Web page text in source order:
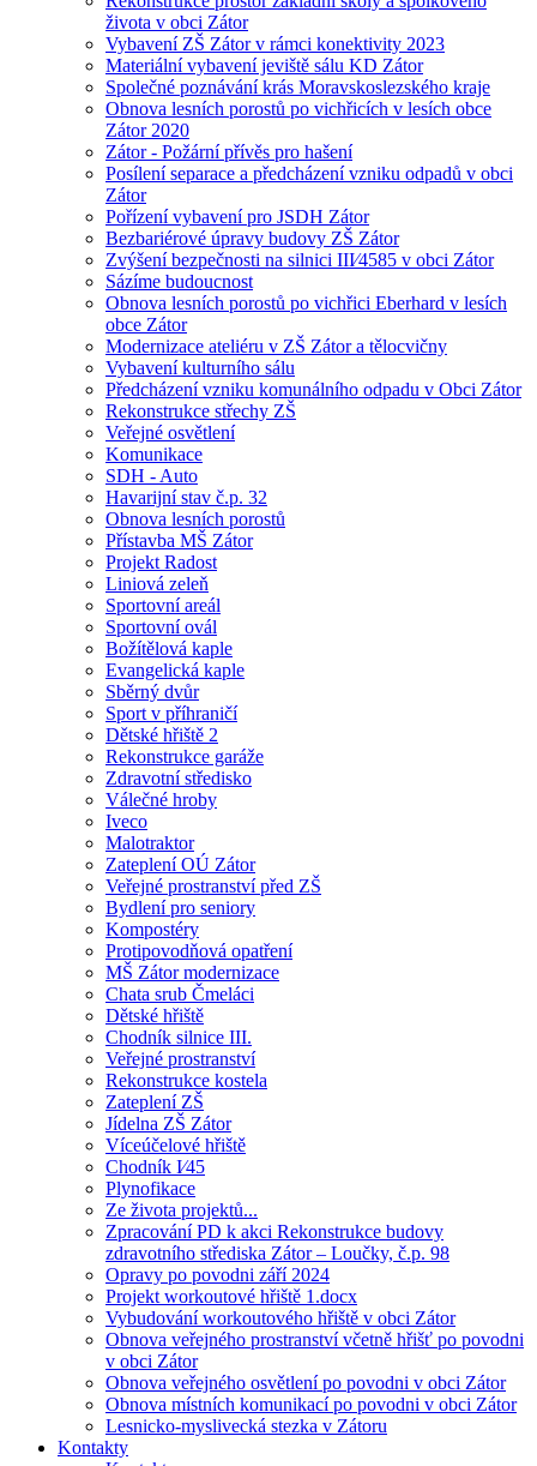
života v obci Zátor
Vybavení ZŠ Zátor v rámci konektivity 2023
Materiální vybavení jeviště sálu KD Zátor
Společné poznávání krás Moravskoslezského kraje
Obnova lesních porostů po vichřicích v lesích obce
Zátor 2020
Zátor - Požární přívěs pro hašení
Posílení separace a předcházení vzniku odpadů v obci
Zátor
Pořízení vybavení pro JSDH Zátor
Bezbariérové úpravy budovy ZŠ Zátor
Zvýšení bezpečnosti na silnici III⁄4585 v obci Zátor
Sázíme budoucnost
Obnova lesních porostů po vichřici Eberhard v lesích
obce Zátor
Modernizace ateliéru v ZŠ Zátor a tělocvičny
Vybavení kulturního sálu
Předcházení vzniku komunálního odpadu v Obci Zátor
Rekonstrukce střechy ZŠ
Veřejné osvětlení
Komunikace
SDH - Auto
Havarijní stav č.p. 32
Obnova lesních porostů
Přístavba MŠ Zátor
Projekt Radost
Liniová zeleň
Sportovní areál
Sportovní ovál
Božítělová kaple
Evangelická kaple
Sběrný dvůr
Sport v příhraničí
Dětské hřiště 2
Rekonstrukce garáže
Zdravotní středisko
Válečné hroby
Iveco
Malotraktor
Zateplení OÚ Zátor
Veřejné prostranství před ZŠ
Bydlení pro seniory
Kompostéry
Protipovodňová opatření
MŠ Zátor modernizace
Chata srub Čmeláci
Dětské hřiště
Chodník silnice III.
Veřejné prostranství
Rekonstrukce kostela
Zateplení ZŠ
Jídelna ZŠ Zátor
Víceúčelové hřiště
Chodník I⁄45
Plynofikace
Ze života projektů...
Zpracování PD k akci Rekonstrukce budovy
zdravotního střediska Zátor – Loučky, č.p. 98
Opravy po povodni září 2024
Projekt workoutové hřiště 1.docx
Vybudování workoutového hřiště v obci Zátor
Obnova veřejného prostranství včetně hřišť po povodni
v obci Zátor
Obnova veřejného osvětlení po povodni v obci Zátor
Obnova místních komunikací po povodni v obci Zátor
Lesnicko-myslivecká stezka v Zátoru
Kontakty